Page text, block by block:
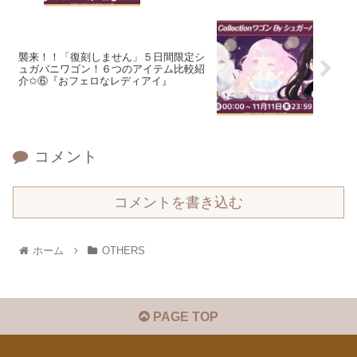
襲来！！「復刻しません」５日間限定シ
ュガバニワゴン！６つのアイテム比較紹
介✩⑥『おフェロなレディアイ』
コメント
コメントを書き込む
ホーム OTHERS
PAGE TOP